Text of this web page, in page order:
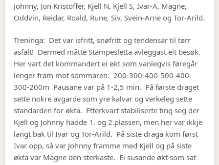
Johnny, Jon Kristoffer, Kjell N, Kjell S, Ivar-A, Magne,
Oddvin, Reidar, Roald, Rune, Siv, Svein-Arne og Tor-Arild.
Treninga: Det var isfritt, snøfritt og tendensar til tørr
asfalt! Dermed måtte Stampesletta avleggast eit besøk.
Her vart det kommandert ei økt som vanlegvis føregår
lenger fram mot sommaren: 200-300-400-500-400-
300-200m Pausane var på 1-2,5 min. På første draget
sette nokre avgarde som yre kalvar og verkeleg sette
standarden for økta. Etterkvart stabiliserte ting seg der
Kjell og Johnny hadde 1. og 2.plassen, men her var ikkje
langt bak til Ivar og Tor-Arild. På siste draga kom først
Ivar opp, så var Johnny framme med Kjell og på siste
økta var Magne den sterkaste. Ei susande økt som sat